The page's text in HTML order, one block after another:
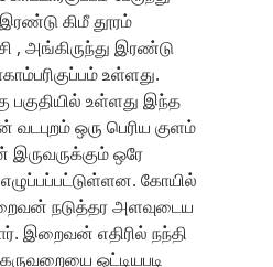
கிமீ தூரம்
, அங்கிருந்து இரண்டு
உள்ளது.
உள்ளது இந்த
ஒரு பெரிய குளம்
இருவருக்கும் ஒரே
கோயில்
நடுத்தர அளவுடைய
இறைவன் எதிரில் நந்தி
ஒட்டியபடி